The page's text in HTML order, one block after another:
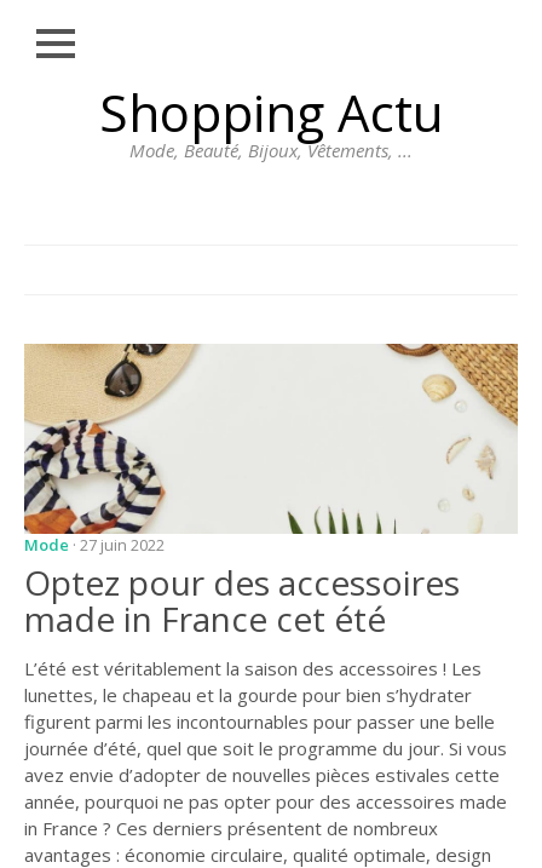
Shopping Actu
Mode, Beauté, Bijoux, Vêtements, ...
Close
Mode · 27 juin 2022
Optez pour des accessoires
made in France cet été
L’été est véritablement la saison des accessoires ! Les
lunettes, le chapeau et la gourde pour bien s’hydrater
figurent parmi les incontournables pour passer une belle
journée d’été, quel que soit le programme du jour. Si vous
avez envie d’adopter de nouvelles pièces estivales cette
année, pourquoi ne pas opter pour des accessoires made
in France ? Ces derniers présentent de nombreux
avantages : économie circulaire, qualité optimale, design